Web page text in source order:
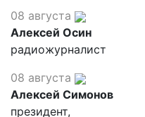
08 августа
Алексей Осин
радиожурналист
08 августа
Алексей Симонов
президент,